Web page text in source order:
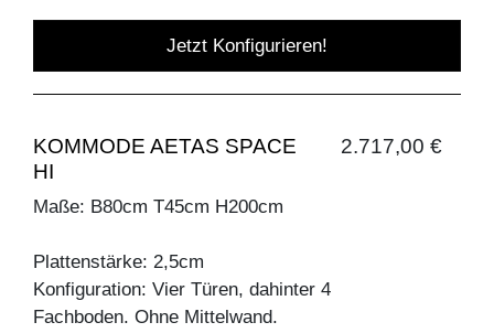
Jetzt Konfigurieren!
KOMMODE AETAS SPACE
HI
2.717,00 €
Maße: B80cm T45cm H200cm
Plattenstärke: 2,5cm
Konfiguration: Vier Türen, dahinter 4
Fachboden. Ohne Mittelwand.